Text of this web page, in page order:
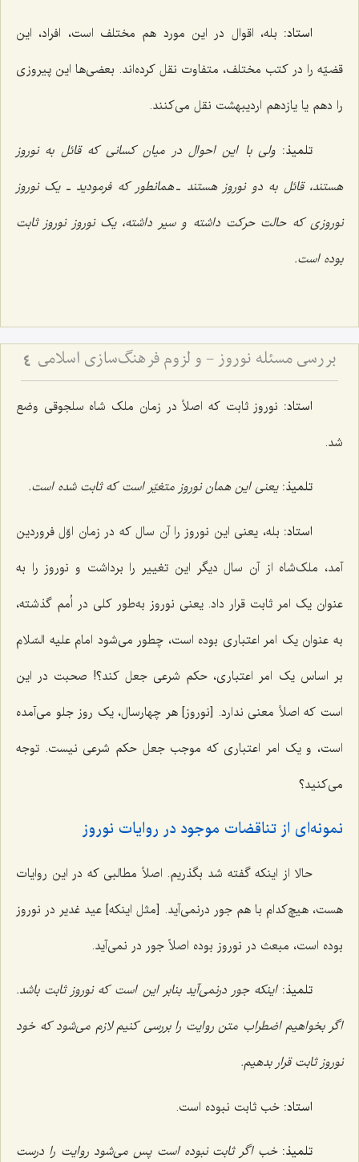
استاد: بله، اقوال در این مورد هم مختلف است، افراد، این
قضیّه را در کتب مختلف، متفاوت نقل کرده‌اند. بعضی‌ها این پیروزی
را دهم یا یازدهم اردیبهشت نقل می‌کنند.
تلمیذ: ولی با این احوال در میان کسانی که قائل به نوروز
هستند، قائل به دو نوروز هستند ـ همانطور که فرمودید ـ یک نوروز
نوروزی که حالت حرکت داشته و سیر داشته، یک نوروز نوروز ثابت
بوده است.
بررسی مسئله نوروز - و لزوم فرهنگ‌سازی اسلامی 4
استاد: نوروز ثابت که اصلاً در زمان ملک شاه سلجوقی وضع
شد.
تلمیذ: یعنی این همان نوروز متغیّر است که ثابت شده است.
استاد: بله، یعنی این نوروز را آن سال که در زمان اوّل فروردین
آمد، ملک‌شاه از آن سال دیگر این تغییر را برداشت و نوروز را به
عنوان یک امر ثابت قرار داد. یعنی نوروز به‌طور کلی در اُمم گذشته،
به عنوان یک امر اعتباری بوده است، چطور می‌شود امام علیه السّلام
بر اساس یک امر اعتباری، حکم شرعی جعل کند؟! صحبت در این
است که اصلاً معنی ندارد. [نوروز] هر چهارسال، یک روز جلو می‌آمده
است، و یک امر اعتباری که موجب جعل حکم شرعی نیست. توجه
می‌کنید؟
نمونه‌ای از تناقضات موجود در روایات نوروز
حالا از اینکه گفته شد بگذریم. اصلاً مطالبی که در این روایات
هست، هیچ‌کدام با هم جور درنمی‌آید. [مثل اینکه] عید غدیر در نوروز
بوده است، مبعث در نوروز بوده اصلاً جور در نمی‌آید.
تلمیذ: اینکه جور درنمی‌آید بنابر این است که نوروز ثابت باشد.
اگر بخواهیم اضطراب متن روایت را بررسی کنیم لازم می‌شود که خود
نوروز ثابت قرار بدهیم.
استاد: خب ثابت نبوده است.
تلمیذ: خب اگر ثابت نبوده است پس می‌شود روایت را درست